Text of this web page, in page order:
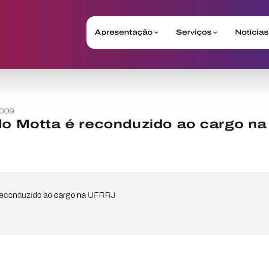
Apresentação Serviços Notícias
Motta é reconduzido ao cargo na
ao cargo na UFRRJ